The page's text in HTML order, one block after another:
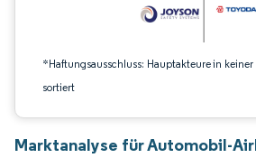
*Haftungsausschluss: Hauptakteure in
sortiert
Marktanalyse für Automobil-